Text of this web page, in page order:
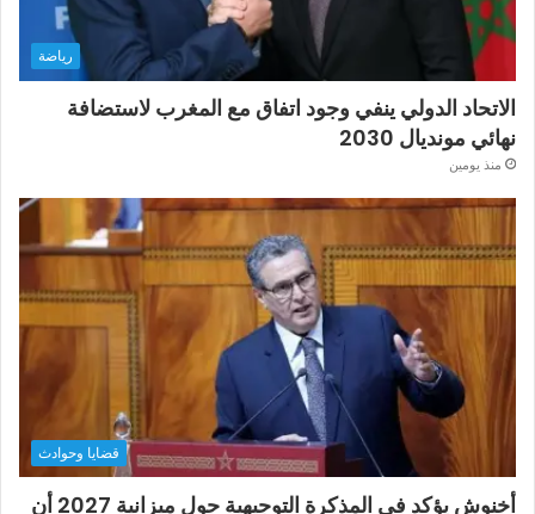
رياضة
الاتحاد الدولي ينفي وجود اتفاق مع المغرب لاستضافة
نهائي مونديال 2030
منذ يومين
قضايا وحوادث
أخنوش يؤكد في المذكرة التوجيهية حول ميزانية 2027 أن